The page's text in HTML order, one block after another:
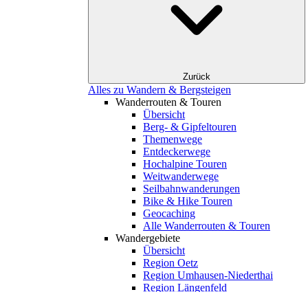
Zurück
Alles zu Wandern & Bergsteigen
Wanderrouten & Touren
Übersicht
Berg- & Gipfeltouren
Themenwege
Entdeckerwege
Hochalpine Touren
Weitwanderwege
Seilbahnwanderungen
Bike & Hike Touren
Geocaching
Alle Wanderrouten & Touren
Wandergebiete
Übersicht
Region Oetz
Region Umhausen-Niederthai
Region Längenfeld